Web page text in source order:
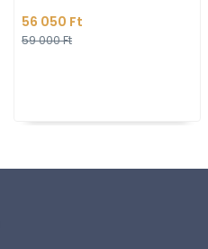
56 050 Ft
59 000 Ft